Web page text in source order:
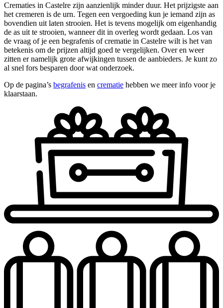
Crematies in Castelre zijn aanzienlijk minder duur. Het prijzigste aan
het cremeren is de urn. Tegen een vergoeding kun je iemand zijn as
bovendien uit laten strooien. Het is tevens mogelijk om eigenhandig
de as uit te strooien, wanneer dit in overleg wordt gedaan. Los van
de vraag of je een begrafenis of crematie in Castelre wilt is het van
betekenis om de prijzen altijd goed te vergelijken. Over en weer
zitten er namelijk grote afwijkingen tussen de aanbieders. Je kunt zo
al snel fors besparen door wat onderzoek.
Op de pagina’s begrafenis en crematie hebben we meer info voor je
klaarstaan.